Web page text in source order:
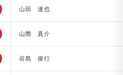
山田 達也
山際 真介
谷島 俊行